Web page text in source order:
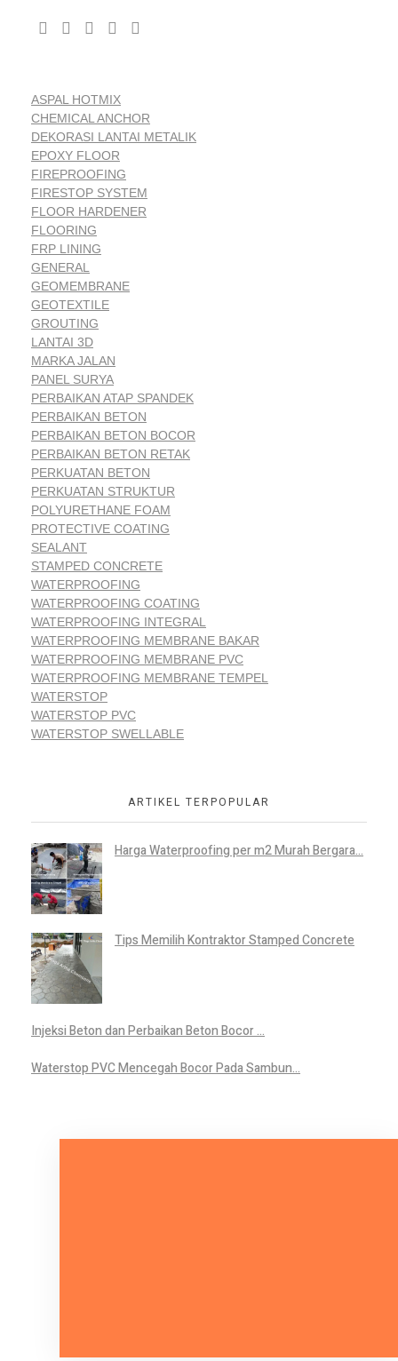
ASPAL HOTMIX
CHEMICAL ANCHOR
DEKORASI LANTAI METALIK
EPOXY FLOOR
FIREPROOFING
FIRESTOP SYSTEM
FLOOR HARDENER
FLOORING
FRP LINING
GENERAL
GEOMEMBRANE
GEOTEXTILE
GROUTING
LANTAI 3D
MARKA JALAN
PANEL SURYA
PERBAIKAN ATAP SPANDEK
PERBAIKAN BETON
PERBAIKAN BETON BOCOR
PERBAIKAN BETON RETAK
PERKUATAN BETON
PERKUATAN STRUKTUR
POLYURETHANE FOAM
PROTECTIVE COATING
SEALANT
STAMPED CONCRETE
WATERPROOFING
WATERPROOFING COATING
WATERPROOFING INTEGRAL
WATERPROOFING MEMBRANE BAKAR
WATERPROOFING MEMBRANE PVC
WATERPROOFING MEMBRANE TEMPEL
WATERSTOP
WATERSTOP PVC
WATERSTOP SWELLABLE
ARTIKEL TERPOPULAR
Harga Waterproofing per m2 Murah Bergara...
Tips Memilih Kontraktor Stamped Concrete
Injeksi Beton dan Perbaikan Beton Bocor ...
Waterstop PVC Mencegah Bocor Pada Sambun...